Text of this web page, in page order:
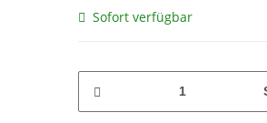
Sofort verfügbar